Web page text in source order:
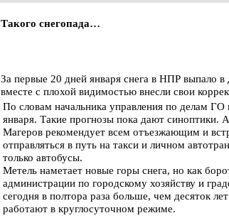
Такого снегопада…
За первые 20 дней января снега в НПР выпало
вместе с плохой видимостью внесли свои
По словам начальника управления по делам
января. Такие прогнозы пока дают синоптики.
Магеров рекомендует всем отъезжающим и
отправляться в путь на такси и личном
только автобусы.
Метель наметает новые горы снега, но как
администрации по городскому хозяйству и
сегодня в полтора раза больше, чем десяток
работают в круглосуточном режиме.